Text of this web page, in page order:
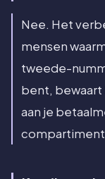
Nee. Het
mensen
tweede-
bent,
aan je